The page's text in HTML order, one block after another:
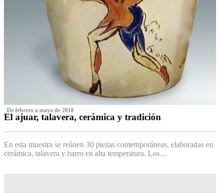
‌ De febrero a mayo de 2018
El ajuar, talavera, cerámica y tradición
En esta muestra se reúnen 30 piezas contemporáneas, elaboradas en
cerámica, talavera y barro en alta temperatura. Los…